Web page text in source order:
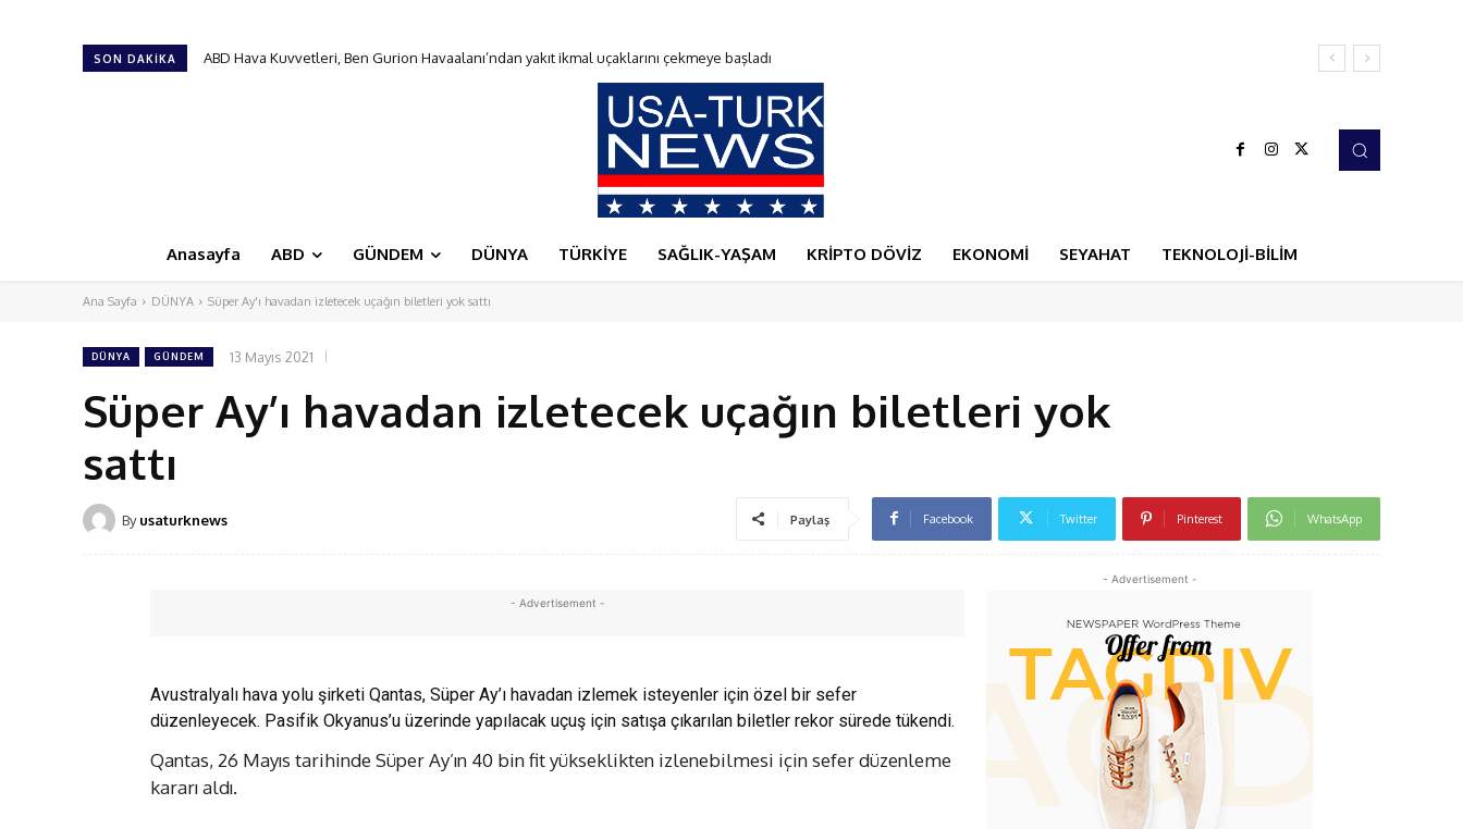
SON DAKIKA ABD Hava Kuvvetleri, Ben Gurion Havaalanı’ndan yakıt ikmal uçaklarını çekmeye başladı
Türk Hava Kuvvetleri’nin ilk kadın paşası oldu
Anasayfa ABD GÜNDEM DÜNYA TÜRKİYE SAĞLIK-YAŞAM KRİPTO DÖVİZ EKONOMİ SEYAHAT TEKNOLOJİ-BİLİM
Ana Sayfa DÜNYA Süper Ay'ı havadan izletecek uçağın biletleri yok sattı
DÜNYA GÜNDEM 13 Mayıs 2021
Süper Ay’ı havadan izletecek uçağın biletleri yok
sattı
By usaturknews Paylaş Facebook Twitter Pinterest WhatsApp
- Advertisement -
Avustralyalı hava yolu şirketi Qantas, Süper Ay’ı havadan izlemek isteyenler için özel bir sefer
düzenleyecek. Pasifik Okyanus’u üzerinde yapılacak uçuş için satışa çıkarılan biletler rekor sürede tükendi.
Qantas, 26 Mayıs tarihinde Süper Ay’ın 40 bin fit yükseklikten izlenebilmesi için sefer düzenleme
kararı aldı.
- Advertisement -